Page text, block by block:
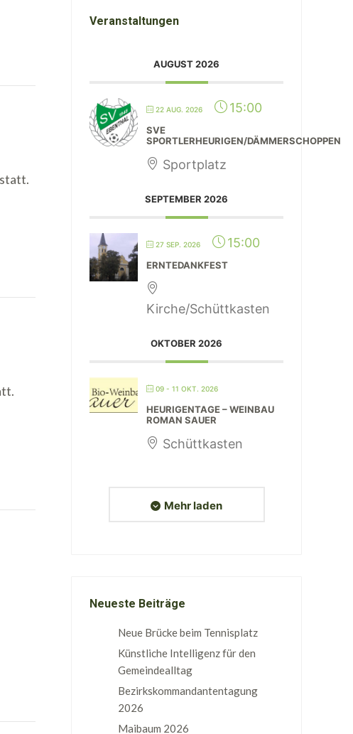
Veranstaltungen
AUGUST 2026
22 AUG. 2026 15:00
SVE
SPORTLERHEURIGEN/DÄMMERSCHOPPEN
Sportplatz
SEPTEMBER 2026
27 SEP. 2026 15:00
ERNTEDANKFEST
Kirche/Schüttkasten
OKTOBER 2026
09 - 11 OKT. 2026
HEURIGENTAGE – WEINBAU
ROMAN SAUER
Schüttkasten
Mehr laden
Neueste Beiträge
Neue Brücke beim Tennisplatz
Künstliche Intelligenz für den
Gemeindealltag
Bezirkskommandantentagung
2026
Maibaum 2026